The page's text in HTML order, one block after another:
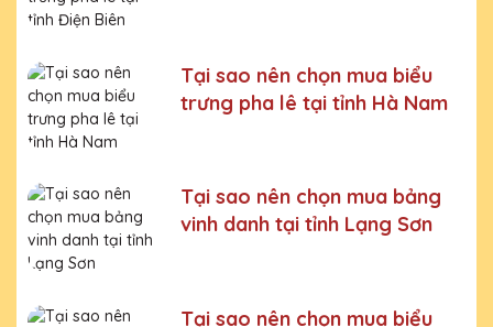
Chúng tôi là đơn vị sản xuất trực tiếp, uy tín, giá rẻ. Nhận
sản xuất theo ý tưởng của khách hàng.
Quà tặng Cúp Pha Lê Vinh Danh An Thảo cung cấp tới
Quý khách hàng thành phẩm bao gồm hộp xi lót lụa
vàng, với 2 màu lựa chọn xanh hoặc đỏ làm tăng thêm
tính trang trọng cho sản phẩm.
Sản phẩm được làm từ chất liệu pha lê vô cùng tinh tế,
sang trọng, gửi đến người nhận những ý nghĩa to lớn:
- Vinh danh cá nhân, tập thể đạt thành tích xuất sắc
cá nhân, tập thể
Tại sao nên chọn mua biểu
trưng pha lê tại tỉnh Hà Nam
Tại sao nên chọn mua bảng
vinh danh tại tỉnh Lạng Sơn
Tại sao nên chọn mua biểu